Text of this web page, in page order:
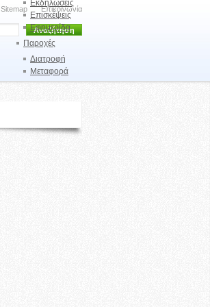
Sitemap Επικοινωνία
Εκδηλώσεις
Επισκέψεις
Εφημερίδα
Παροχές
Διατροφή
Μεταφορά